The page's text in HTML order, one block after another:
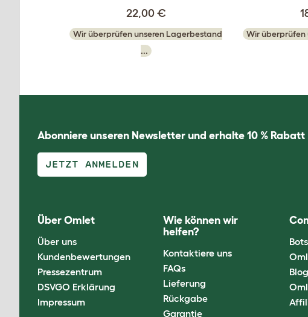
22,00 €
Wir überprüfen unseren Lagerbestand
...
Wir überprüfen
Abonniere unseren Newsletter und erhalte 10 % Rabatt
JETZT ANMELDEN
Über Omlet
Über uns
Kundenbewertungen
Pressezentrum
DSVGO Erklärung
Impressum
Wie können wir
helfen?
Kontaktiere uns
FAQs
Lieferung
Rückgabe
Garantie
Blog